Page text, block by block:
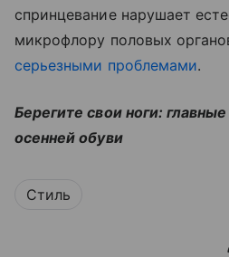
спринцевание нарушает
микрофлору половых
серьезными проблемами.
Берегите свои ноги:
осенней обуви
Стиль